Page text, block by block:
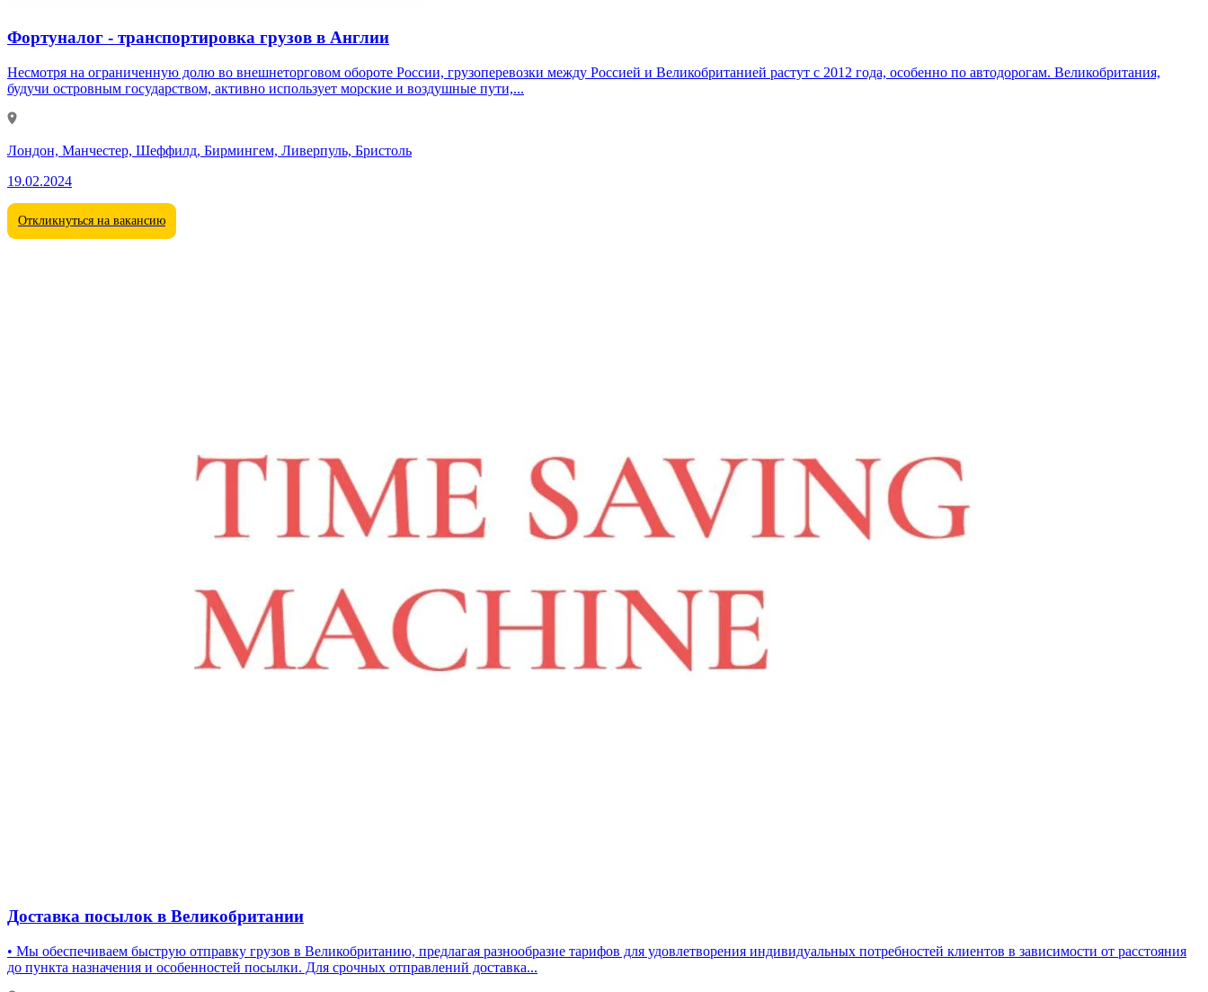
Фортуналог - транспортировка грузов в Англии
Несмотря на ограниченную долю во внешнеторговом обороте России, грузоперевозки между Россией и Великобританией растут с 2012 года, особенно по автодорогам. Великобритания,
будучи островным государством, активно использует морские и воздушные пути,...
Лондон, Манчестер, Шеффилд, Бирмингем, Ливерпуль, Бристоль
19.02.2024
Откликнуться на вакансию
Доставка посылок в Великобритании
• Мы обеспечиваем быструю отправку грузов в Великобританию, предлагая разнообразие тарифов для удовлетворения индивидуальных потребностей клиентов в зависимости от расстояния
до пункта назначения и особенностей посылки. Для срочных отправлений доставка...